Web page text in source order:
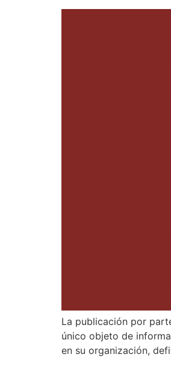
La publicación por
único objeto de
en su organización,